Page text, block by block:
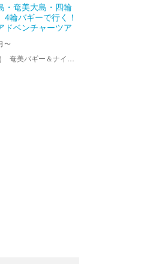
・奄美大島・四輪
4輪バギーで行く！
ドベンチャーツア
〜
奄美バギー＆ナイトウォッチングガイドサービス